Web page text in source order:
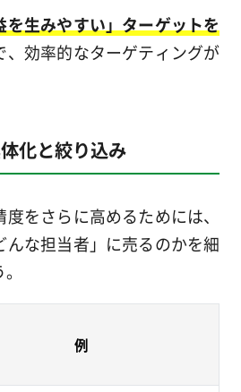
を生みやすい」ターゲットを
、効率的なターゲティングが
化と絞り込み
をさらに高めるためには、
んな担当者」に売るのかを細
例